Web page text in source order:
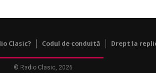
Clasic? Codul de conduită Drept la
© Radio Clasic, 2026